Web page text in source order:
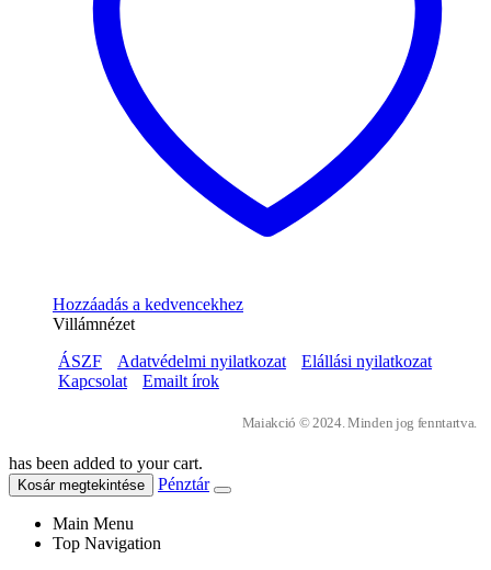
Hozzáadás a kedvencekhez
Villámnézet
ÁSZF
Adatvédelmi nyilatkozat
Elállási nyilatkozat
Kapcsolat
Emailt írok
Maiakció © 2024. Minden jog fenntartva.
has been added to your cart.
Kosár megtekintése Pénztár
Main Menu
Top Navigation